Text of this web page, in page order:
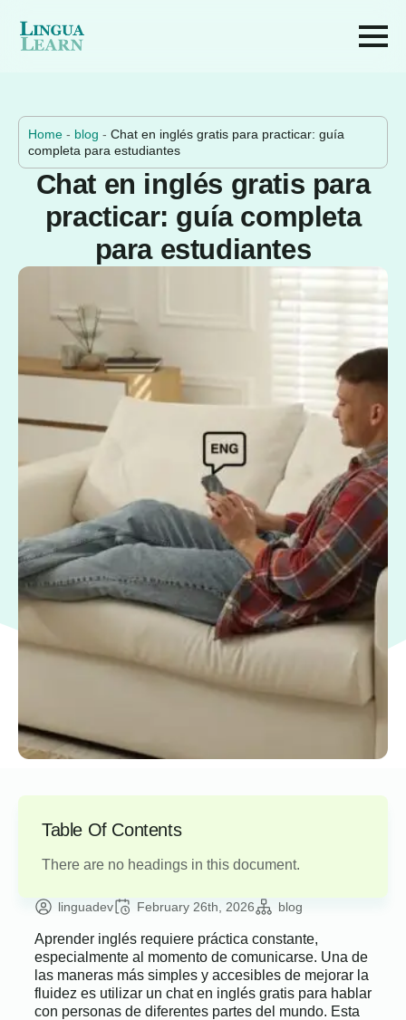
Home - blog - Chat en inglés gratis para practicar: guía
completa para estudiantes
Chat en inglés gratis para
practicar: guía completa
para estudiantes
Table Of Contents
There are no headings in this document.
linguadev February 26th, 2026 blog
Aprender inglés requiere práctica constante,
especialmente al momento de comunicarse. Una de
las maneras más simples y accesibles de mejorar la
fluidez es utilizar un chat en inglés gratis para hablar
con personas de diferentes partes del mundo. Esta